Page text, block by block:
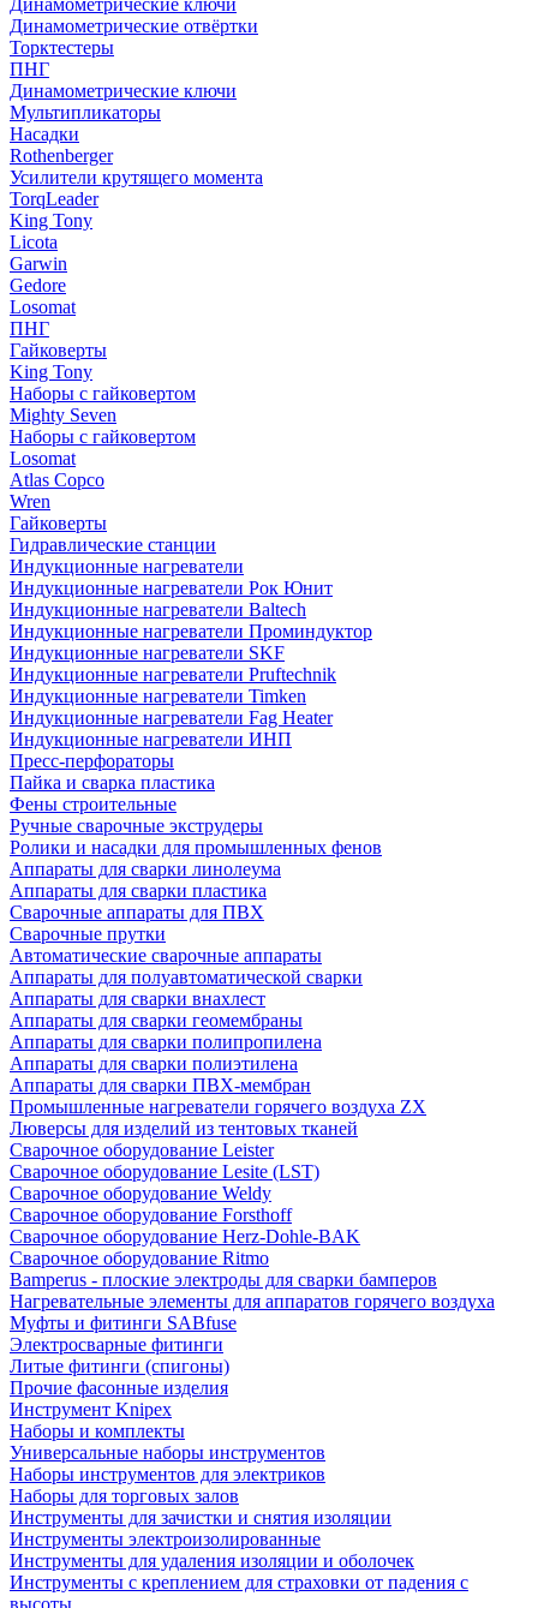
Динамометрические ключи
Динамометрические отвёртки
Торктестеры
ПНГ
Динамометрические ключи
Мультипликаторы
Насадки
Rothenberger
Усилители крутящего момента
TorqLeader
King Tony
Licota
Garwin
Gedore
Losomat
ПНГ
Гайковерты
King Tony
Наборы с гайковертом
Mighty Seven
Наборы с гайковертом
Losomat
Atlas Copco
Wren
Гайковерты
Гидравлические станции
Индукционные нагреватели
Индукционные нагреватели Рок Юнит
Индукционные нагреватели Baltech
Индукционные нагреватели Проминдуктор
Индукционные нагреватели SKF
Индукционные нагреватели Pruftechnik
Индукционные нагреватели Timken
Индукционные нагреватели Fag Heater
Индукционные нагреватели ИНП
Пресс-перфораторы
Пайка и сварка пластика
Фены строительные
Ручные сварочные экструдеры
Ролики и насадки для промышленных фенов
Аппараты для сварки линолеума
Аппараты для сварки пластика
Сварочные аппараты для ПВХ
Сварочные прутки
Автоматические сварочные аппараты
Аппараты для полуавтоматической сварки
Аппараты для сварки внахлест
Аппараты для сварки геомембраны
Аппараты для сварки полипропилена
Аппараты для сварки полиэтилена
Аппараты для сварки ПВХ-мембран
Промышленные нагреватели горячего воздуха ZX
Люверсы для изделий из тентовых тканей
Сварочное оборудование Leister
Сварочное оборудование Lesite (LST)
Сварочное оборудование Weldy
Сварочное оборудование Forsthoff
Сварочное оборудование Herz-Dohle-BAK
Сварочное оборудование Ritmo
Bamperus - плоские электроды для сварки бамперов
Нагревательные элементы для аппаратов горячего воздуха
Муфты и фитинги SABfuse
Электросварные фитинги
Литые фитинги (спигоны)
Прочие фасонные изделия
Инструмент Knipex
Наборы и комплекты
Универсальные наборы инструментов
Наборы инструментов для электриков
Наборы для торговых залов
Инструменты для зачистки и снятия изоляции
Инструменты электроизолированные
Инструменты для удаления изоляции и оболочек
Инструменты с креплением для страховки от падения с
высоты